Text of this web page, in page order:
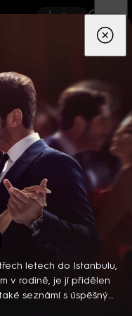
App
letech do Istanbulu,
v rodině, je jí přidělen
seznámí s úspěšným
městečka Gibsons,
a začal nový život po
týmem odhaluje temná
komunity a